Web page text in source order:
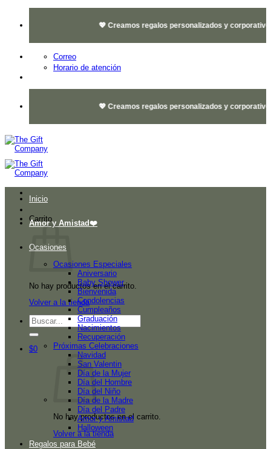
💖 Creamos regalos personalizados y
Correo
Horario de atención
💖 Creamos regalos personalizados y
Carrito
No hay productos en el carrito.
Volver a la tienda
Buscar
por:
$0
No hay productos en el carrito.
Volver a la tienda
Inicio
Amor y Amistad❤️
Ocasiones
Ocasiones Especiales
Aniversario
Baby Shower
Bienvenida
Condolencias
Cumpleaños
Graduación
Nacimientos
Recuperación
Próximas Celebraciones
Navidad
San Valentin
Día de la Mujer
Día del Hombre
Día del Niño
Día de la Madre
Día del Padre
Amor y Amistad
Halloween
Regalos para Bebé